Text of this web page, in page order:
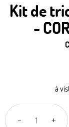
Kit de
-
à